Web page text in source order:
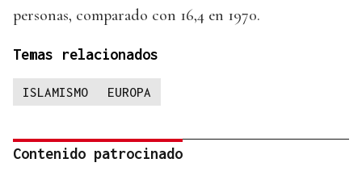
personas, comparado con 16,4 en 1970.
Temas relacionados
ISLAMISMO EUROPA
Contenido patrocinado